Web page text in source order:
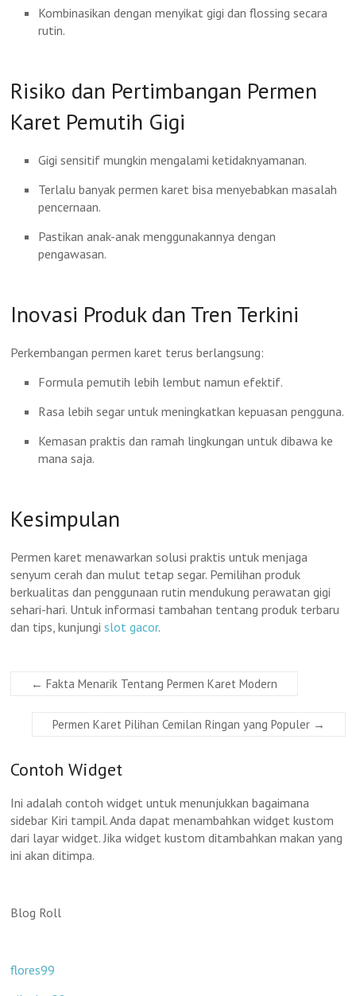
Kombinasikan dengan menyikat gigi dan flossing secara
rutin.
Risiko dan Pertimbangan Permen
Karet Pemutih Gigi
Gigi sensitif mungkin mengalami ketidaknyamanan.
Terlalu banyak permen karet bisa menyebabkan masalah
pencernaan.
Pastikan anak-anak menggunakannya dengan
pengawasan.
Inovasi Produk dan Tren Terkini
Perkembangan permen karet terus berlangsung:
Formula pemutih lebih lembut namun efektif.
Rasa lebih segar untuk meningkatkan kepuasan pengguna.
Kemasan praktis dan ramah lingkungan untuk dibawa ke
mana saja.
Kesimpulan
Permen karet menawarkan solusi praktis untuk menjaga
senyum cerah dan mulut tetap segar. Pemilihan produk
berkualitas dan penggunaan rutin mendukung perawatan gigi
sehari-hari. Untuk informasi tambahan tentang produk terbaru
dan tips, kunjungislot gacor.
← Fakta Menarik Tentang Permen Karet Modern
Permen Karet Pilihan Cemilan Ringan yang Populer →
Contoh Widget
Ini adalah contoh widget untuk menunjukkan bagaimana
sidebar Kiri tampil. Anda dapat menambahkan widget kustom
dari layar widget. Jika widget kustom ditambahkan makan yang
ini akan ditimpa.
Blog Roll
flores99